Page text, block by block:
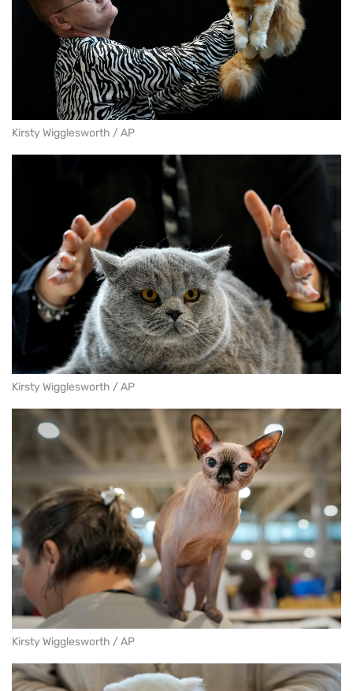
Kirsty Wigglesworth / AP
Kirsty Wigglesworth / AP
Kirsty Wigglesworth / AP